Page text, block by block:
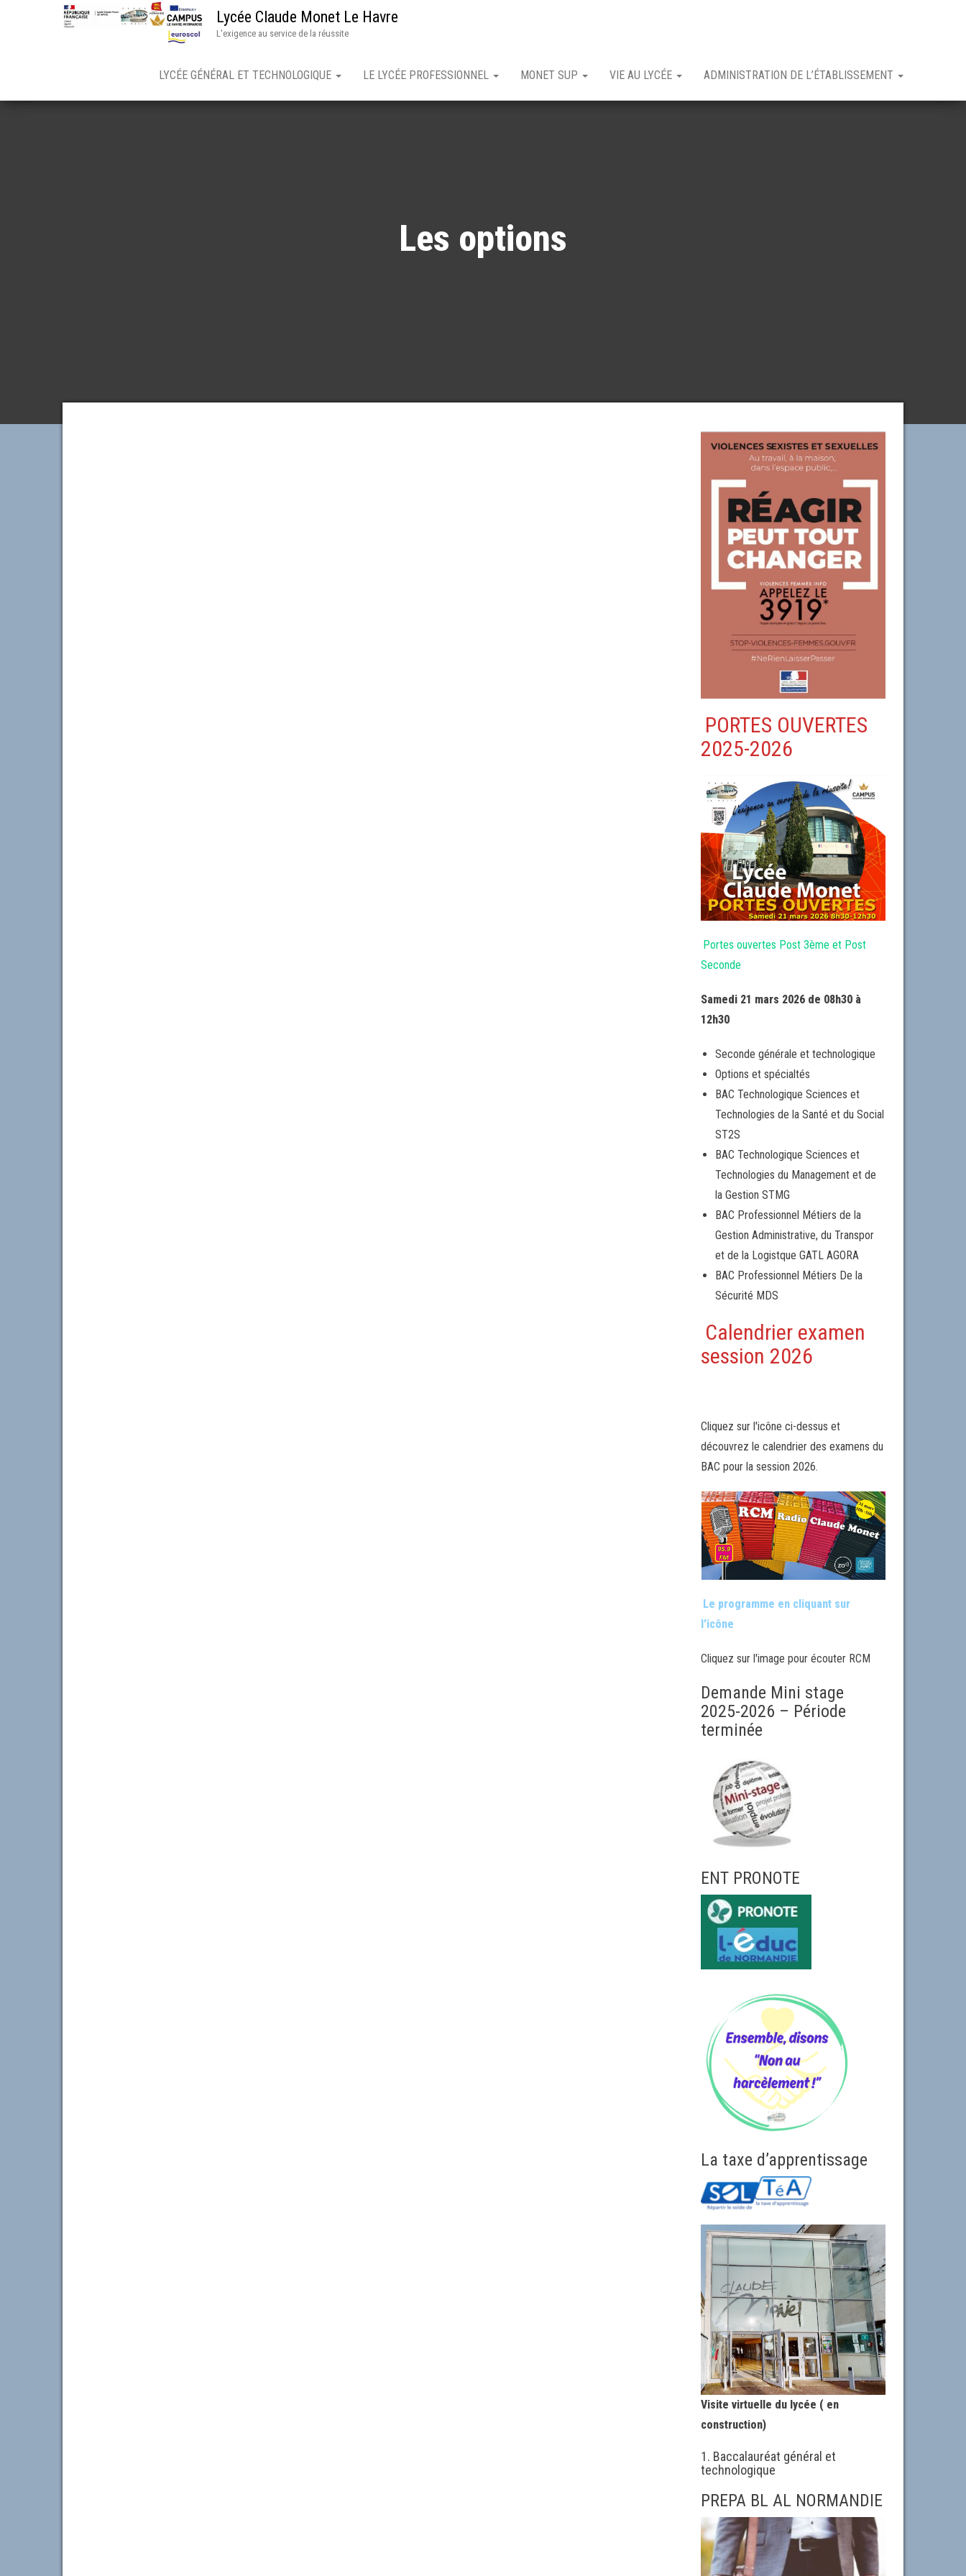
Lycée Claude Monet Le Havre
L'exigence au service de la réussite
LYCÉE GÉNÉRAL ET TECHNOLOGIQUE LE LYCÉE PROFESSIONNEL MONET SUP VIE AU LYCÉE ADMINISTRATION DE L’ÉTABLISSEMENT
Les options
PORTES OUVERTES
2025-2026
Portes ouvertes Post 3ème et Post
Seconde
Samedi 21 mars 2026 de 08h30 à
12h30
Seconde générale et technologique
Options et spécialtés
BAC Technologique Sciences et
Technologies de la Santé et du Social
ST2S
BAC Technologique Sciences et
Technologies du Management et de
la Gestion STMG
BAC Professionnel Métiers de la
Gestion Administrative, du Transpor
et de la Logistque GATL AGORA
BAC Professionnel Métiers De la
Sécurité MDS
Calendrier examen
session 2026
Cliquez sur l'icône ci-dessus et
découvrez le calendrier des examens du
BAC pour la session 2026.
Le programme en cliquant sur
l'icône
Cliquez sur l'image pour écouter RCM
Demande Mini stage
2025-2026 – Période
terminée
ENT PRONOTE
La taxe d’apprentissage
Visite virtuelle du lycée ( en
construction)
1. Baccalauréat général et
technologique
PREPA BL AL NORMANDIE